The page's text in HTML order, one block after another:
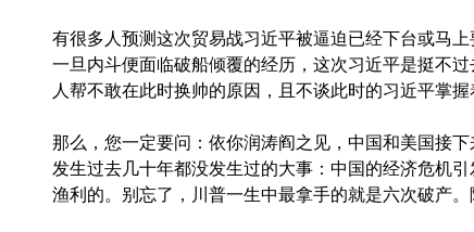
有很多人预测这次贸易战习近平被逼迫已经下台或马
一旦内斗便面临破船倾覆的经历，这次习近平是挺不
人帮不敢在此时换帅的原因，且不谈此时的习近平掌
那么，您一定要问：依你润涛阎之见，中国和美国接
发生过去几十年都没发生过的大事：中国的经济危机
渔利的。别忘了，川普一生中最拿手的就是六次破产